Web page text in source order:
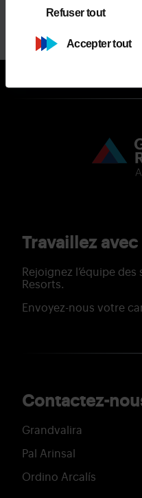
Accepter tout
Refuser tout
Travaillez
Rejoignez l’équipe
Resorts.
Envoyez-nous votre
Contactez-
Grandvalira
Pal Arinsal
Ordino Arcalís